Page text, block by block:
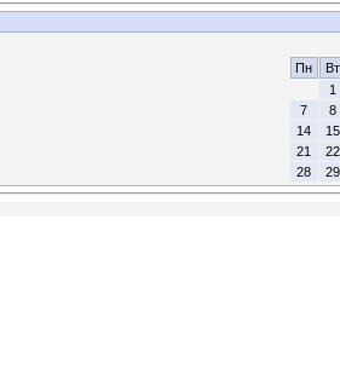
Пн
Вт
1
7
8
14
15
21
22
28
29